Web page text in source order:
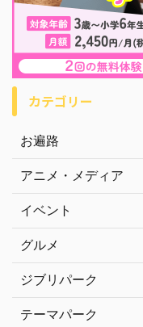
カテゴリー
お遍路
アニメ・メディア
イベント
グルメ
ジブリパーク
テーマパーク